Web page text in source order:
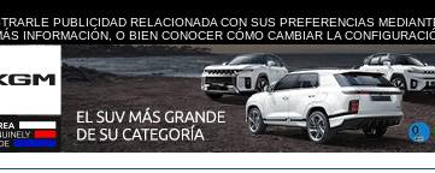
PUBLICIDAD RELACIONADA CON SUS PREFERENCIAS
INFORMACIÓN, O BIEN CONOCER CÓMO CAMBIAR LA